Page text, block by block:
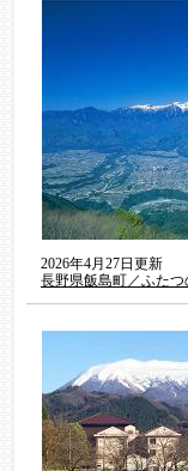
2026年4月27日更新
長野県飯島町／ふた